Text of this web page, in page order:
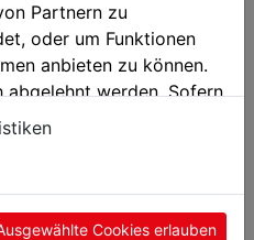
Partnern zu
oder um Funktionen
anbieten zu können.
abgelehnt werden. Sofern
nutzen, geben Sie
Cookies erlauben